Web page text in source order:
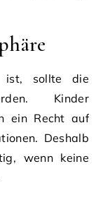
ist, sollte die
Kinder
ein Recht auf
Deshalb
wenn keine